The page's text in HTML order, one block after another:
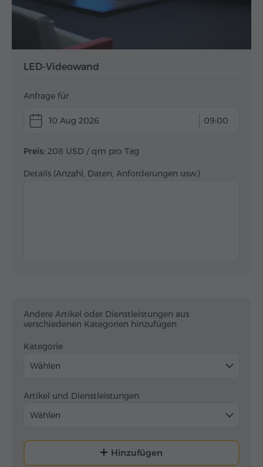
LED-Videowand
Anfrage für
10 Aug 2026 09:00
Preis: 208 USD / qm pro Tag
Details (Anzahl, Daten, Anforderungen usw.)
Andere Artikel oder Dienstleistungen aus
verschiedenen Kategorien hinzufügen
Kategorie
Wählen
Artikel und Dienstleistungen
Wählen
Hinzufügen